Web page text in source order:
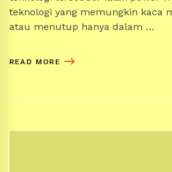
teknologi yang memungkin kaca
atau menutup hanya dalam …
READ MORE